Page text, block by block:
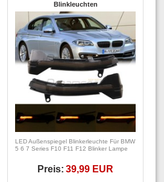
Blinkleuchten
LED Außenspiegel Blinkerleuchte Für BMW
5 6 7 Series F10 F11 F12 Blinker Lampe
Preis: 39,99 EUR